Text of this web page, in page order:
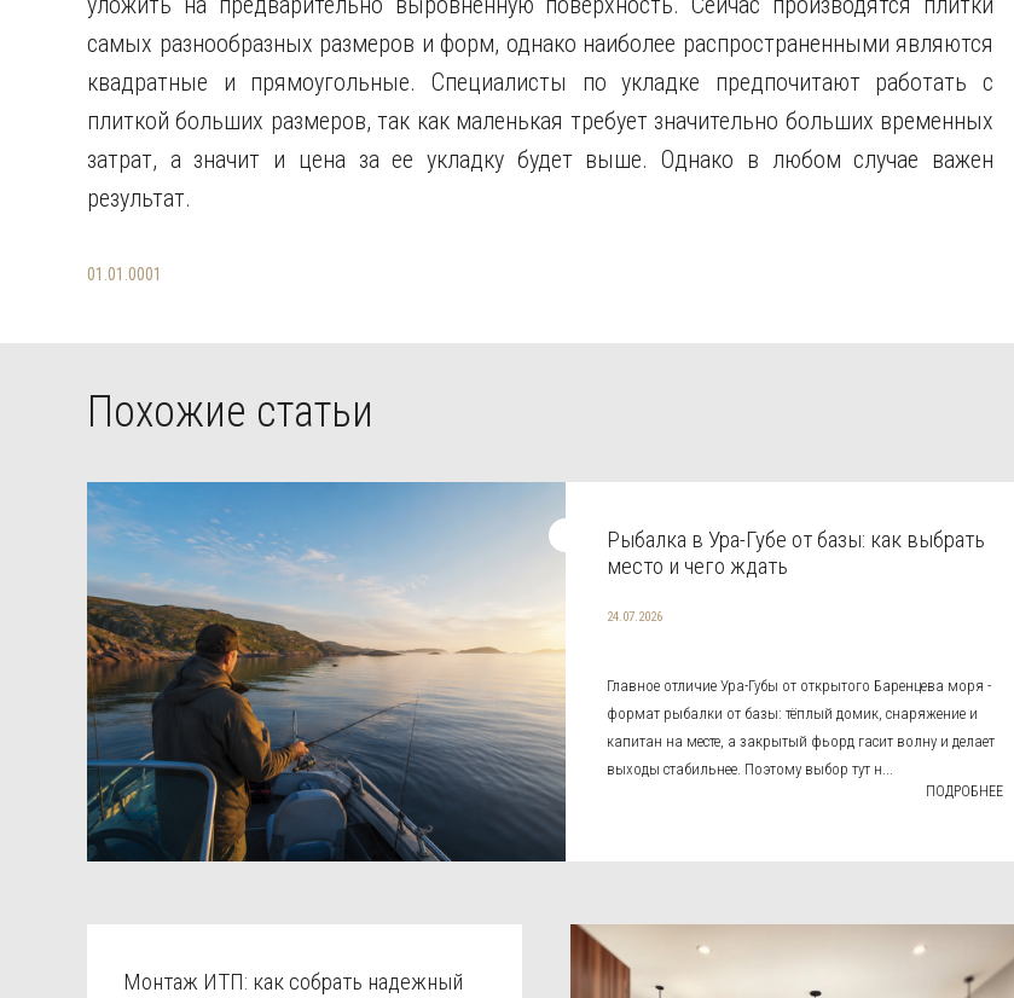
самых разнообразных размеров и форм, однако наиболее распространенными являются
квадратные и прямоугольные. Специалисты по укладке предпочитают работать с
плиткой больших размеров, так как маленькая требует значительно больших временных
затрат, а значит и цена за ее укладку будет выше. Однако в любом случае важен
результат.
01.01.0001
Похожие статьи
Рыбалка в Ура-Губе от базы: как выбрать
место и чего ждать
24.07.2026
Главное отличие Ура-Губы от открытого Баренцева моря -
формат рыбалки от базы: тёплый домик, снаряжение и
капитан на месте, а закрытый фьорд гасит волну и делает
выходы стабильнее. Поэтому выбор тут н...
ПОДРОБНЕЕ
Монтаж ИТП: как собрать надежный